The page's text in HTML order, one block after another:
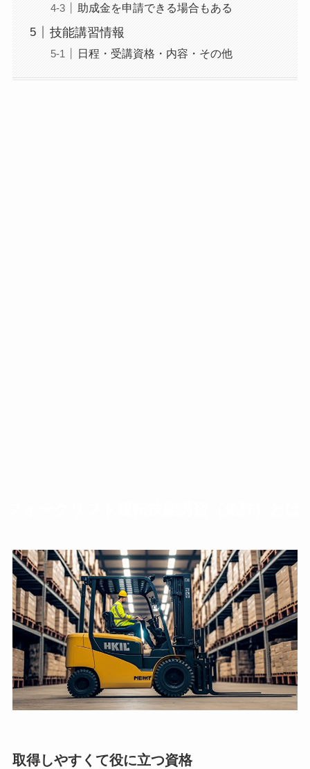
助成金を申請できる場合もある
技能講習情報
日程・受講資格・内容・その他
取得しやすくて役に立つ資格